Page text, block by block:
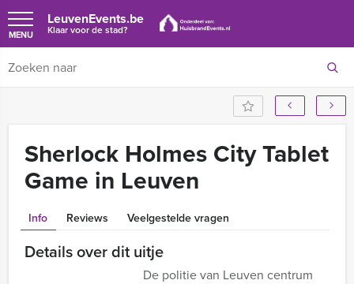
LeuvenEvents.be
Klaar voor de stad?
MENU
Sherlock Holmes City Tablet
Game in Leuven
Info Reviews Veelgestelde vragen
Details over dit uitje
De politie van Leuven centrum